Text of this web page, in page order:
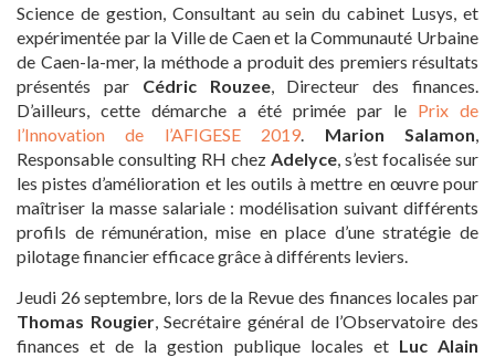
Science de gestion, Consultant au sein du cabinet Lusys, et
expérimentée par la Ville de Caen et la Communauté Urbaine
de Caen-la-mer, la méthode a produit des premiers résultats
présentés par Cédric Rouzee, Directeur des finances.
D’ailleurs, cette démarche a été primée par le Prix de
l’Innovation de l’AFIGESE 2019
Marion Salamon
Responsable consulting RH chez Adelyce , s’est focalisée sur
les pistes d’amélioration et les outils à mettre en œuvre pour
maîtriser la masse salariale : modélisation suivant différents
profils de rémunération, mise en place d’une stratégie de
pilotage financier efficace grâce à différents leviers.
Jeudi 26 septembre, lors de la Revue des finances locales par
Thomas Rougier, Secrétaire général de l’Observatoire des
finances et de la gestion publique locales et Luc Alain